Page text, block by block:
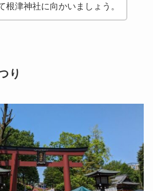
根津神社に向かいましょう。
り